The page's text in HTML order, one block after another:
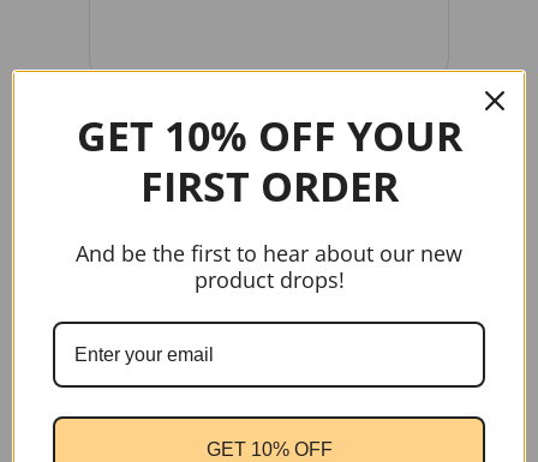
gtag('config', 'AW-17037107622');
GET 10% OFF YOUR
FIRST ORDER
And be the first to hear about our new
product drops!
GET 10% OFF